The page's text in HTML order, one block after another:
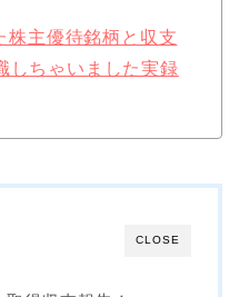
株主優待銘柄と収支
しちゃいました実録
CLOSE